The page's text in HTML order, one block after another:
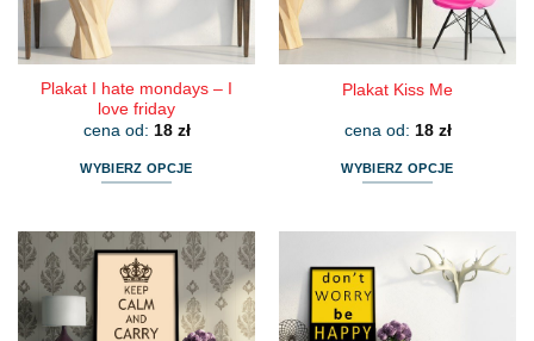
Plakat I hate mondays – I
love friday
cena od: 18 zł
WYBIERZ OPCJE
ma
wiele
wariantów.
Opcje
Plakat Kiss Me
cena od: 18 zł
WYBIERZ OPCJE
wiele
wariantów.
Opcje